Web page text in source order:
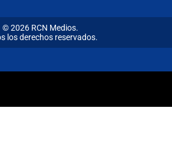
© 2026 RCN Medios.
los derechos reservados.